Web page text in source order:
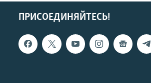
ПРИСОЕДИНЯЙТЕСЬ!